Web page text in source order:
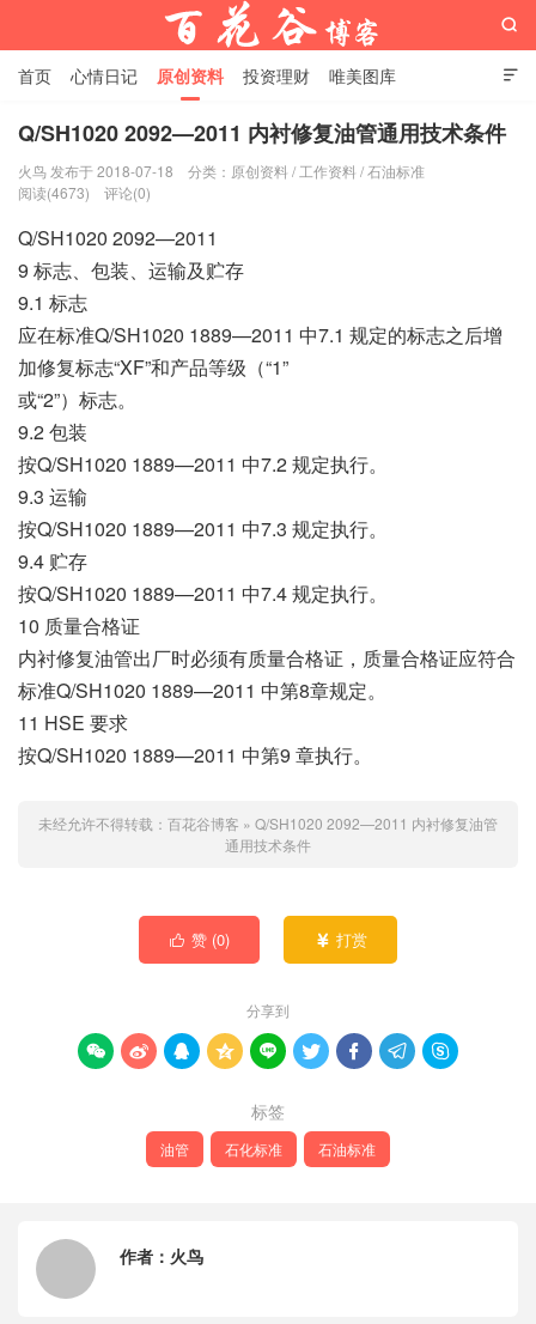

首页 心情日记 原创资料 投资理财 唯美图库
影音视频 工作照片 Python代码

Q/SH1020 2092—2011 内衬修复油管通用技术条件
火鸟 发布于 2018-07-18 分类： 原创资料 / 工作资料 /石油标准
阅读(4673)
评论(0)
Q/SH1020 2092—2011
9 标志、包装、运输及贮存
9.1 标志
应在标准Q/SH1020 1889—2011 中7.1 规定的标志之后增
加修复标志“XF”和产品等级（“1”
或“2”）标志。
9.2 包装
按Q/SH1020 1889—2011 中7.2 规定执行。
9.3 运输
按Q/SH1020 1889—2011 中7.3 规定执行。
9.4 贮存
按Q/SH1020 1889—2011 中7.4 规定执行。
10 质量合格证
内衬修复油管出厂时必须有质量合格证，质量合格证应符合
标准Q/SH1020 1889—2011 中第8章规定。
11 HSE 要求
按Q/SH1020 1889—2011 中第9 章执行。
未经允许不得转载： 百花谷博客 » Q/SH1020 2092—2011 内衬修复油管
通用技术条件
 赞 (0)  打赏
分享到
        
标签
油管 石化标准 石油标准
作者： 火鸟